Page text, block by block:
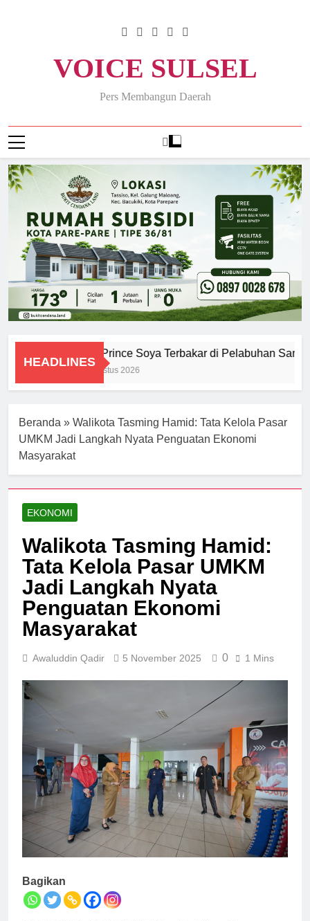
VOICE SULSEL
Pers Membangun Daerah
HEADLINES
KM Prince Soya Terbakar di Pelabuhan
1 Agustus 2026
Beranda » Walikota Tasming Hamid: Tata Kelola Pasar
UMKM Jadi Langkah Nyata Penguatan Ekonomi
Masyarakat
EKONOMI
Walikota Tasming Hamid:
Tata Kelola Pasar UMKM
Jadi Langkah Nyata
Penguatan Ekonomi
Masyarakat
Awaluddin Qadir 5 November 2025 0 1 Mins
Bagikan